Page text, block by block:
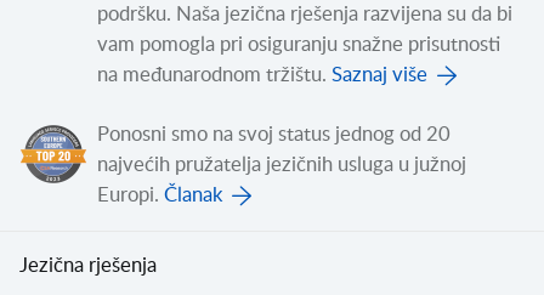
podršku. Naša jezična rješenja razvijena su da bi
vam pomogla pri osiguranju snažne prisutnosti
na međunarodnom tržištu. Saznaj više
Ponosni smo na svoj status jednog od 20
najvećih pružatelja jezičnih usluga u južnoj
Europi. Članak
Jezična rješenja